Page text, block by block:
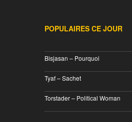
POPULAIRES CE JOUR
Bisjasan – Pourquoi
Tyaf – Sachet
Torstader – Political Woman